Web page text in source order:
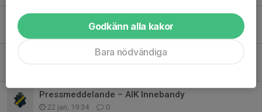
28 feb, 13:27 7
Nybörjargrupper till hösten 2026
Pressmeddelande – AIK Innebandy
22 jan, 19:34 0
Godkänn alla kakor
Bara nödvändiga